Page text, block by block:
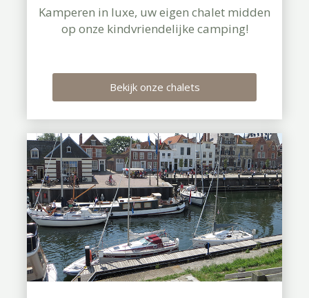
Kamperen in luxe, uw eigen chalet midden
op onze kindvriendelijke camping!
Bekijk onze chalets